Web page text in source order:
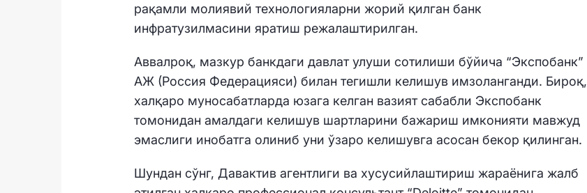
рақамли молиявий технологияларни жорий қилган банк
инфратузилмасини яратиш режалаштирилган.
Аввалроқ, мазкур банкдаги давлат улуши сотилиши бўйича “Экспобанк”
АЖ (Россия Федерацияси) билан тегишли келишув имзоланганди. Бироқ,
халқаро муносабатларда юзага келган вазият сабабли Экспобанк
томонидан амалдаги келишув шартларини бажариш имконияти мавжуд
эмаслиги инобатга олиниб уни ўзаро келишувга асосан бекор қилинган.
Шундан сўнг, Давактив агентлиги ва хусусийлаштириш жараёнига жалб